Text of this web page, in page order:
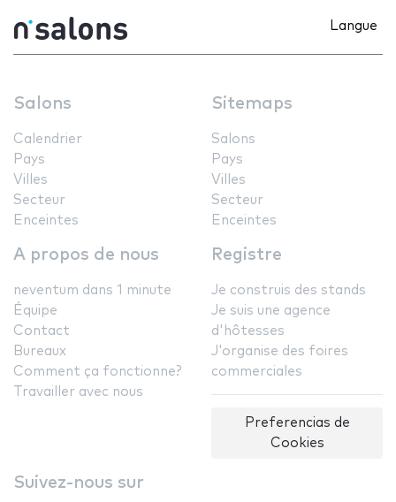
Langue
Salons
Calendrier
Pays
Villes
Secteur
Enceintes
Sitemaps
Salons
Pays
Villes
Secteur
Enceintes
A propos de nous
neventum dans 1 minute
Équipe
Contact
Bureaux
Comment ça fonctionne?
Travailler avec nous
Registre
Je construis des stands
Je suis une agence
d'hôtesses
J'organise des foires
commerciales
Preferencias de
Cookies
Suivez-nous sur